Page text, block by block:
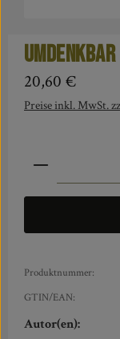
Umdenkbar
Regulärer Preis:
20,60 €
Preise inkl. MwSt.
Produkt
Produktnummer:
GTIN/EAN:
Autor(en):